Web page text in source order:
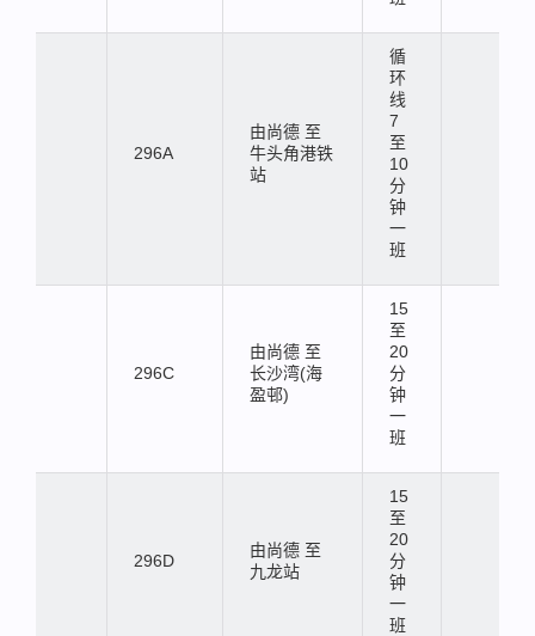
296A
由尚德 至
牛头角港铁
站
循
环
线
7
至
10
分
钟
一
班
296C
由尚德 至
长沙湾(海
盈邨)
15
至
20
分
钟
一
班
296D
由尚德 至
九龙站
15
至
20
分
钟
一
班